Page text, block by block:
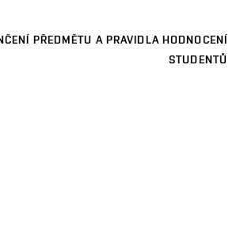
PŘEDMĚTU A PRAVIDLA HODNOCENÍ
STUDENTŮ